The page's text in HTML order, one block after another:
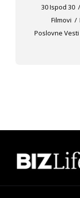
30 Ispod 30
Filmovi
Poslovne Vesti